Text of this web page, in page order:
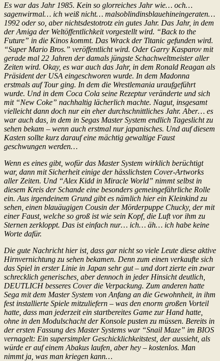
Es war das Jahr 1985. Kein so glorreiches Jahr wie… och…
sagenwirmal… ich weiß nicht… malsoblindinsblauehineingeraten…
1992 oder so, aber nichtsdestotrotz ein gutes Jahr. Das Jahr, in dem
der Amiga der Weltöffentlichkeit vorgestellt wird. “Back to the
Future” in die Kinos kommt. Das Wrack der Titanic gefunden wird.
“Super Mario Bros.” veröffentlicht wird. Oder Garry Kasparov mit
gerade mal 22 Jahren der damals jüngste Schachweltmeister aller
Zeiten wird. Okay, es war auch das Jahr, in dem Ronald Reagan als
Präsident der USA eingeschworen wurde. In dem Madonna
erstmals auf Tour ging. In dem die Wrestlemania uraufgeführt
wurde. Und in dem Coca Cola seine Rezeptur veränderte und sich
mit “New Coke” nachhaltig lächerlich machte. Nagut, insgesamt
vielleicht dann doch nur ein eher durchschnittliches Jahr. Aber… es
war auch das, in dem in Segas Master System endlich Tageslicht zu
sehen bekam – wenn auch erstmal nur japanisches. Und auf diesem
Kasten sollte kurz darauf eine mächtig gewaltige Faust
geschwungen werden…
Wenn es eines gibt, wofür das Master System wirklich berüchtigt
war, dann mit Sicherheit einige der hässlichsten Cover-Artworks
aller Zeiten. Und “Alex Kidd in Miracle World” nimmt selbst in
diesem Kreis der Schande eine besonders gemeingefährliche Rolle
ein. Aus irgendeinem Grund gibt es nämlich hier ein Kleinkind zu
sehen, einen blauäugigen Cousin der Mörderpuppe Chucky, der mit
einer Faust, welche so groß ist wie sein Kopf, die Luft vor ihm zu
Sternen zerkloppt. Das ist einfach nur… ich… äh… ich habe keine
Worte dafür.
Die gute Nachricht hier ist, dass gar nicht so viele Leute diese aktive
Hirnvernichtung zu sehen bekamen. Denn zum einen verkaufte sich
das Spiel in erster Linie in Japan sehr gut – und dort zierte ein zwar
schrecklich generisches, aber dennoch in jeder Hinsicht deutlich,
DEUTLICH besseres Cover die Verpackung. Zum anderen hatte
Sega mit dem Master System von Anfang an die Gewohnheit, in ihm
fest installierte Spiele mitzuliefern – was den enorm großen Vorteil
hatte, dass man jederzeit ein startbereites Game zur Hand hatte,
ohne in den Modulschacht der Konsole pusten zu müssen. Bereits in
der ersten Fassung des Master Systems war “Snail Maze” im BIOS
vernagelt: Ein supersimpler Geschicklichkeitstest, der aussieht, als
würde er auf einem Abakus laufen, aber hey – kostenlos. Man
nimmt ja, was man kriegen kann…